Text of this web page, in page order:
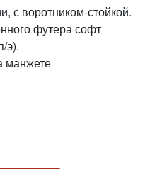
с воротником-стойкой.
футера софт
э).
манжете